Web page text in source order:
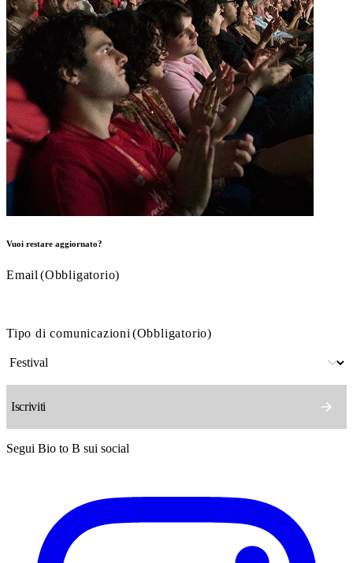
Vuoi restare aggiornato?
Email (Obbligatorio)
Tipo di comunicazioni (Obbligatorio)
Segui Bio to B sui social